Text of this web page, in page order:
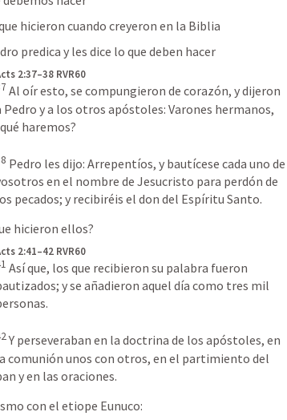
hicieron cuando creyeron en la Biblia
predica y les dice lo que deben hacer
2:37–38 RVR60
Al oír esto, se compungieron de corazón, y dijeron
Pedro y a los otros apóstoles: Varones hermanos,
haremos?
Pedro les dijo: Arrepentíos, y bautícese cada uno de
en el nombre de Jesucristo para perdón de
pecados; y recibiréis el don del Espíritu Santo.
hicieron ellos?
2:41–42 RVR60
Así que, los que recibieron su palabra fueron
y se añadieron aquel día como tres mil
Y perseveraban en la doctrina de los apóstoles, en
comunión unos con otros, en el partimiento del
y en las oraciones.
con el etiope Eunuco: